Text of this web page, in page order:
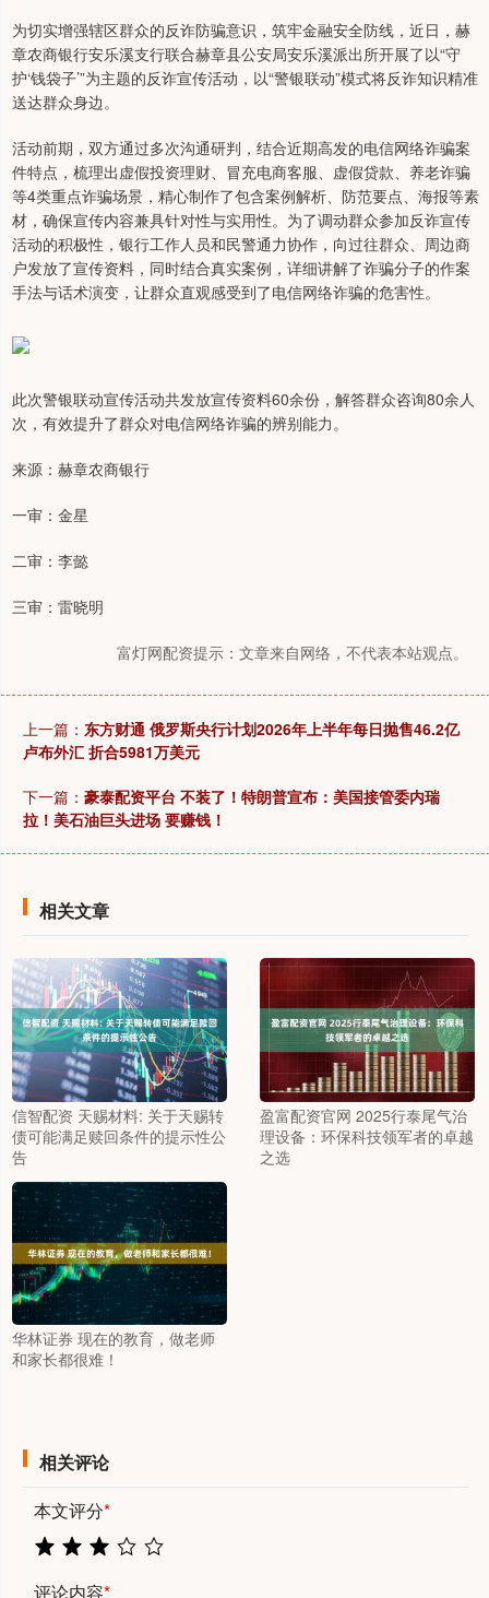
为切实增强辖区群众的反诈防骗意识，筑牢金融安全防线，近日，赫
章农商银行安乐溪支行联合赫章县公安局安乐溪派出所开展了以“守
护‘钱袋子’”为主题的反诈宣传活动，以“警银联动”模式将反诈知识精准
送达群众身边。
活动前期，双方通过多次沟通研判，结合近期高发的电信网络诈骗案
件特点，梳理出虚假投资理财、冒充电商客服、虚假贷款、养老诈骗
等4类重点诈骗场景，精心制作了包含案例解析、防范要点、海报等素
材，确保宣传内容兼具针对性与实用性。为了调动群众参加反诈宣传
活动的积极性，银行工作人员和民警通力协作，向过往群众、周边商
户发放了宣传资料，同时结合真实案例，详细讲解了诈骗分子的作案
手法与话术演变，让群众直观感受到了电信网络诈骗的危害性。
此次警银联动宣传活动共发放宣传资料60余份，解答群众咨询80余人
次，有效提升了群众对电信网络诈骗的辨别能力。
来源：赫章农商银行
一审：金星
二审：李懿
三审：雷晓明
富灯网配资提示：文章来自网络，不代表本站观点。
上一篇： 东方财通 俄罗斯央行计划2026年上半年每日抛售46.2亿
卢布外汇 折合5981万美元
下一篇： 豪泰配资平台 不装了！特朗普宣布：美国接管委内瑞
拉！美石油巨头进场 要赚钱！
相关文章
信智配资 天赐材料: 关于天赐转
债可能满足赎回条件的提示性公
告
盈富配资官网 2025行泰尾气治
理设备：环保科技领军者的卓越
之选
华林证券 现在的教育，做老师
和家长都很难！
相关评论
本文评分*
评论内容*